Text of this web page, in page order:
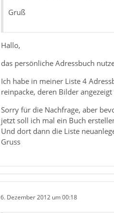
Gruß
Hallo,
das persönliche Adressbuch
Ich habe in meiner Liste 4
reinpacke, deren Bilder
Sorry für die Nachfrage, aber
jetzt soll ich mal ein Buch
Und dort dann die Liste
Gruss
6. Dezember 2012 um 00:18